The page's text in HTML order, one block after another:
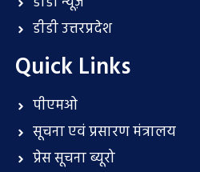
डीडी उत्तरप्रदेश
Quick Links
पीएमओ
सूचना एवं प्रसारण मंत्रालय
प्रेस सूचना ब्यूरो